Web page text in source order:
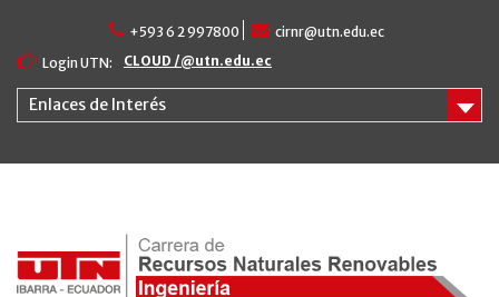
content
+593 6 2 997800
cirnr@utn.edu.ec
Login UTN:
CLOUD /@utn.edu.ec
Enlaces de Interés